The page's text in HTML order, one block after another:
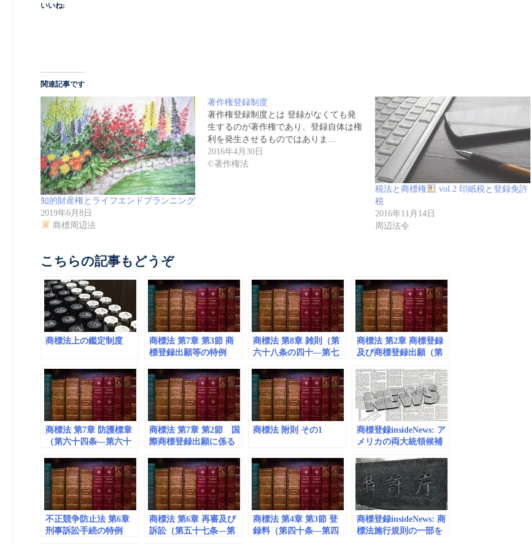
いいね:
関連記事です
知的財産権とライフエンドプランニング
2019年6月8日
商標周辺法
著作権登録制度
著作権登録制度とは 登録がなくても発
生するのが著作権であり、登録自体は権
利を発生させるものではありま…
2016年4月30日
©著作権法
税法と商標権
vol.2 印紙税と登録免許
税
2016年11月14日
周辺法令
こちらの記事もどうぞ
商標法上の鑑定制度
商標法 第7章 第3節 商
標登録出願等の特例
―第六十八条の三十
九）
商標法 第8章 雑則（第
六十八条の四十―第七
商標法 第2章 商標登録
及び商標登録出願（第
商標法 第7章 防護標章
（第六十四条―第六十
商標法 第7章 第2節 国
際商標登録出願に係る
―第六十八条の三十
一）
商標法 附則 その1
商標登録insideNews: ア
メリカの両大統領候補
不正競争防止法 第6章
刑事訴訟手続の特例
商標法 第6章 再審及び
訴訟（第五十七条―第
商標法 第4章 第3節 登
録料（第四十条―第四
商標登録insideNews: 商
標法施行規則の一部を